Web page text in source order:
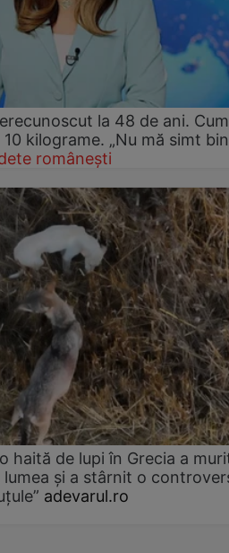
la 48 de ani. Cum
kilograme. „Nu mă simt
românești
haită de lupi în Grecia a
lumea și a stârnit o
adevarul.ro